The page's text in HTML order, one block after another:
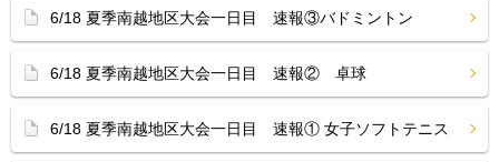
6/18 夏季南越地区大会一日目 速報③バドミントン
6/18 夏季南越地区大会一日目 速報② 卓球
6/18 夏季南越地区大会一日目 速報① 女子ソフトテニス